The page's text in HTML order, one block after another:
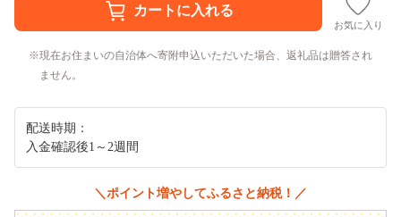
お気に入り
現在お住まいの自治体へ寄附申込いただいた場合、返礼品は贈答され
ません。
配送時期：
入金確認後1～2週間
＼ポイント増やしてふるさと納税！／